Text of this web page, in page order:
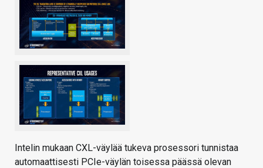
Intelin mukaan CXL-väylää tukeva prosessori tunnistaa
automaattisesti PCIe-väylän toisessa päässä olevan